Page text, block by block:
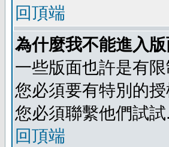
回頂端
為什麼我不能進入
一些版面也許是有
您必須要有特別的
您必須聯繫他們試試.
回頂端